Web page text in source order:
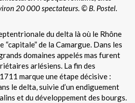
20 000 spectateurs. © B. Postel.
du delta là où le Rhône
“capitale” de la Camargue. Dans les
domaines appelés mas furent
arlésiens. La fin des
marque une étape décisive :
le delta, suivie d’un endiguement
et du développement des bourgs.